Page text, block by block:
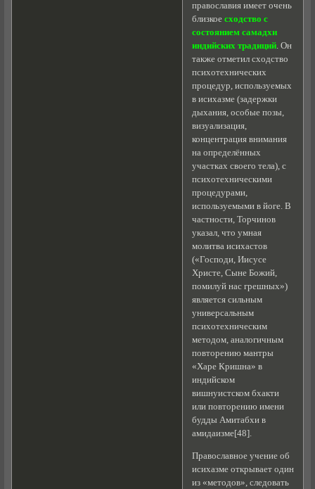
православия имеет очень
близкое сходство с
состоянием самадхи
индийских традиций. Он
также отметил сходство
психотехнических
процедур, используемых
в исихазме (задержки
дыхания, особые позы,
визуализация,
концентрация внимания
на определённых
участках своего тела), с
психотехническими
процедурами,
используемыми в йоге. В
частности, Торчинов
указал, что умная
молитва исихастов
(«Господи, Иисусе
Христе, Сыне Божий,
помилуй нас грешных»)
является сильным
универсальным
психотехническим
методом, аналогичным
повторению мантры
«Харе Кришна» в
индийском
вишнуистском бхакти
или повторению имени
будды Амитабхи в
амидаизме[48].
Православное учение об
исихазме открывает один
из «методов», следовать